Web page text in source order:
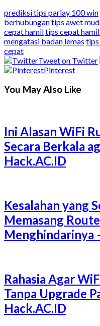
prediksi tips parlay 100 win
berhubungantips awet
cepat hamiltips cepat
mengatasi badan lemas tips
cepat
Tweet on Twitter
Pinterest
You May Also Like
Ini Alasan WiFi
Secara Berkala
Hack.AC.ID
Kesalahan yang
Memasang
Menghindarinya
Rahasia Agar
Tanpa Upgrade
Hack.AC.ID